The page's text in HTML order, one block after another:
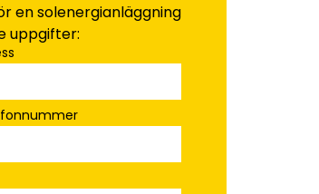
en solenergianläggning
uppgifter: